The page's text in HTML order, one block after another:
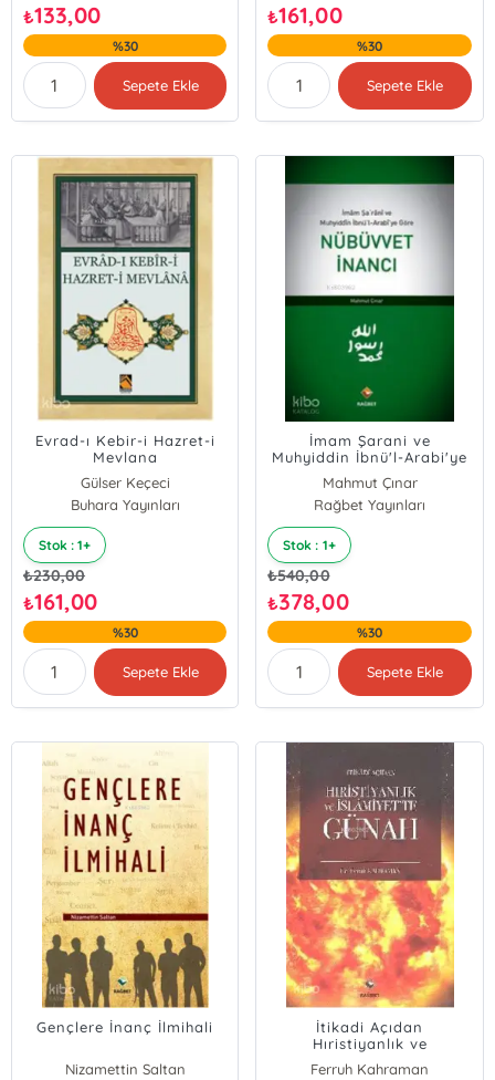
₺133,00
%30
Sepete Ekle
₺161,00
%30
Sepete Ekle
Evrad-ı Kebir-i Hazret-i
Mevlana
Gülser Keçeci
Buhara Yayınları
Stok : 1+
₺230,00
₺161,00
%30
Sepete Ekle
İmam Şarani ve
Muhyiddin İbnü'l-Arabi'ye
Göre Nübüvvet İnancı
Mahmut Çınar
Rağbet Yayınları
Stok : 1+
₺540,00
₺378,00
%30
Sepete Ekle
Gençlere İnanç İlmihali
Nizamettin Saltan
İtikadi Açıdan
Hıristiyanlık ve
İslamiyet'te Günah
Ferruh Kahraman